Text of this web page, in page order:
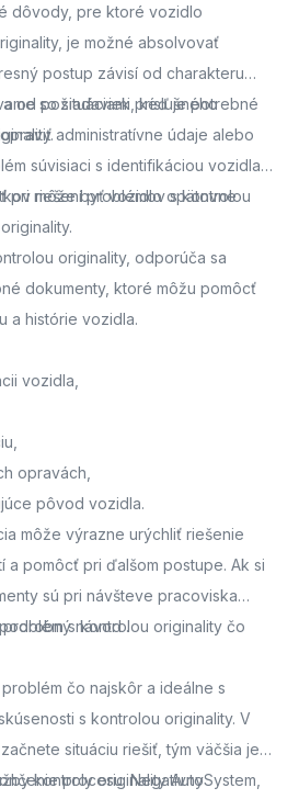
dôvody, pre ktoré vozidlo
je možné absolvovať
postup závisí od charakteru
od požiadaviek príslušného
so situáciami, keď je potrebné
administratívne údaje alebo
súvisiaci s identifikáciou vozidla.
môže byť vozidlo opätovne
pri riešení problémov s kontrolou
originality, odporúča sa
dokumenty, ktoré môžu pomôcť
a histórie vozidla.
vozidla,
opravách,
pôvod vozidla.
môže výrazne urýchliť riešenie
a pomôcť pri ďalšom postupe. Ak si
sú pri návšteve pracoviska
návod.
s kontrolou originality čo
čo najskôr a ideálne s
s kontrolou originality. V
situáciu riešiť, tým väčšia je
procesu. Negatívny
kontroly originality AutoSystem,